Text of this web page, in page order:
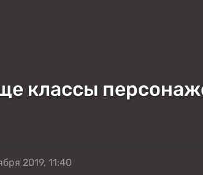
классы
2019, 11:40